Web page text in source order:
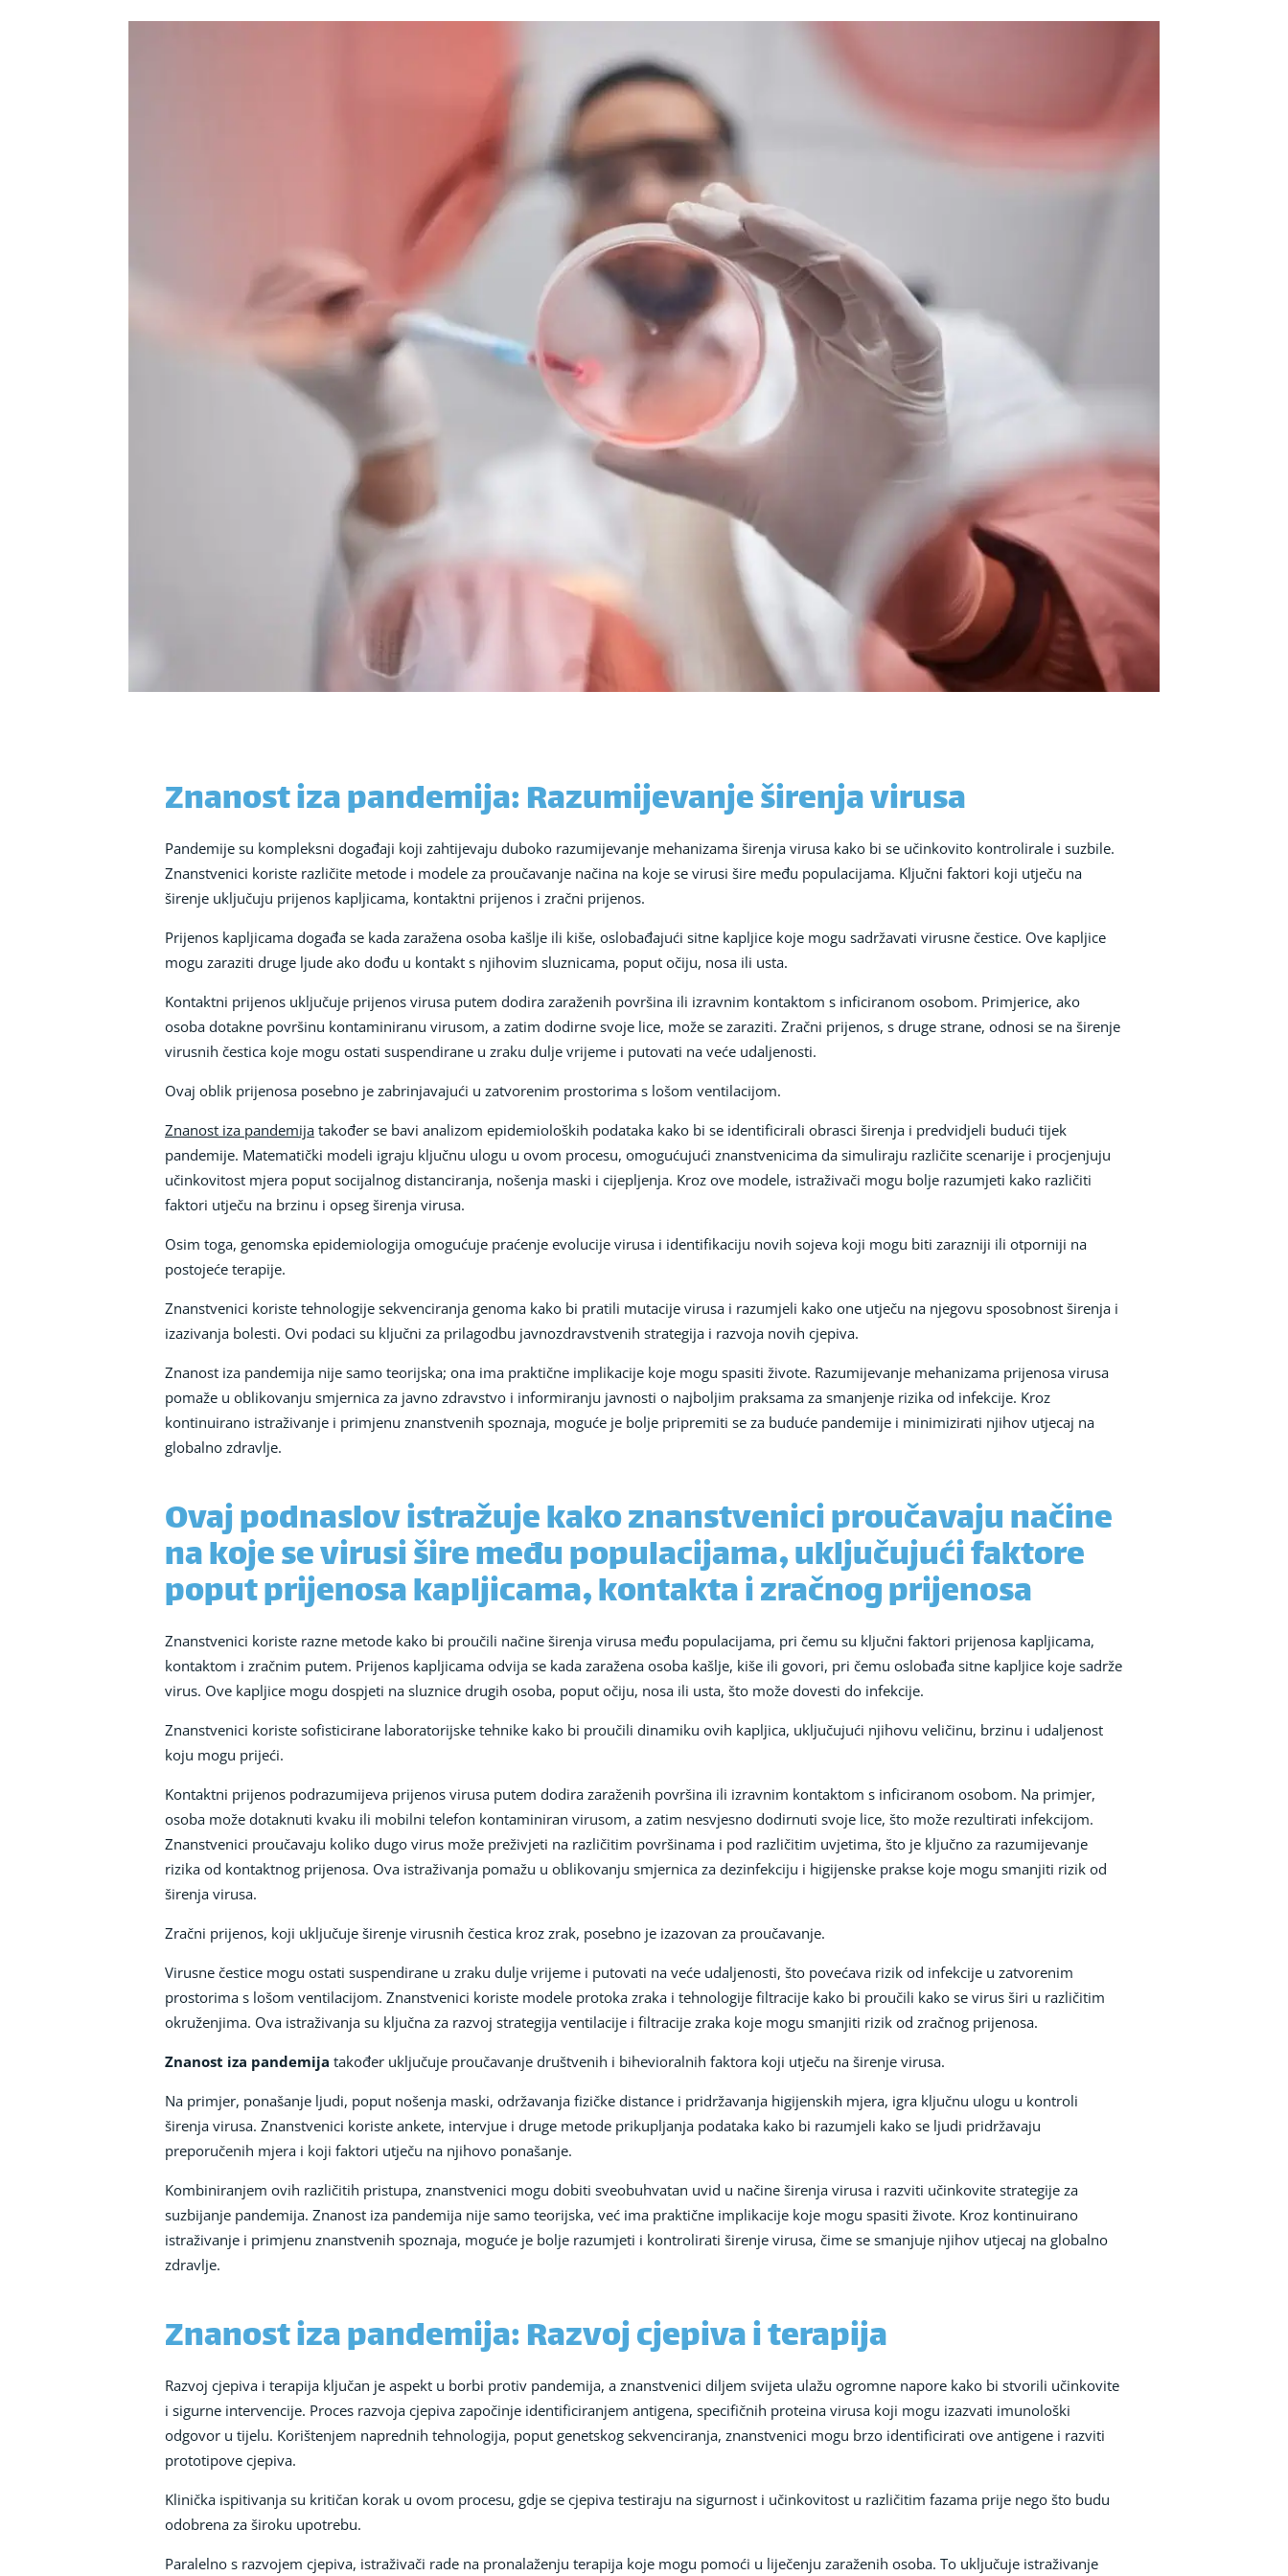
Znanost iza pandemija: Razumijevanje širenja virusa
Pandemije su kompleksni događaji koji zahtijevaju duboko razumijevanje mehanizama širenja virusa kako bi se učinkovito kontrolirale i suzbile.
Znanstvenici koriste različite metode i modele za proučavanje načina na koje se virusi šire među populacijama. Ključni faktori koji utječu na
širenje uključuju prijenos kapljicama, kontaktni prijenos i zračni prijenos.
Prijenos kapljicama događa se kada zaražena osoba kašlje ili kiše, oslobađajući sitne kapljice koje mogu sadržavati virusne čestice. Ove kapljice
mogu zaraziti druge ljude ako dođu u kontakt s njihovim sluznicama, poput očiju, nosa ili usta.
Kontaktni prijenos uključuje prijenos virusa putem dodira zaraženih površina ili izravnim kontaktom s inficiranom osobom. Primjerice, ako
osoba dotakne površinu kontaminiranu virusom, a zatim dodirne svoje lice, može se zaraziti. Zračni prijenos, s druge strane, odnosi se na širenje
virusnih čestica koje mogu ostati suspendirane u zraku dulje vrijeme i putovati na veće udaljenosti.
Ovaj oblik prijenosa posebno je zabrinjavajući u zatvorenim prostorima s lošom ventilacijom.
Znanost iza pandemija također se bavi analizom epidemioloških podataka kako bi se identificirali obrasci širenja i predvidjeli budući tijek
pandemije. Matematički modeli igraju ključnu ulogu u ovom procesu, omogućujući znanstvenicima da simuliraju različite scenarije i procjenjuju
učinkovitost mjera poput socijalnog distanciranja, nošenja maski i cijepljenja. Kroz ove modele, istraživači mogu bolje razumjeti kako različiti
faktori utječu na brzinu i opseg širenja virusa.
Osim toga, genomska epidemiologija omogućuje praćenje evolucije virusa i identifikaciju novih sojeva koji mogu biti zarazniji ili otporniji na
postojeće terapije.
Znanstvenici koriste tehnologije sekvenciranja genoma kako bi pratili mutacije virusa i razumjeli kako one utječu na njegovu sposobnost širenja i
izazivanja bolesti. Ovi podaci su ključni za prilagodbu javnozdravstvenih strategija i razvoja novih cjepiva.
Znanost iza pandemija nije samo teorijska; ona ima praktične implikacije koje mogu spasiti živote. Razumijevanje mehanizama prijenosa virusa
pomaže u oblikovanju smjernica za javno zdravstvo i informiranju javnosti o najboljim praksama za smanjenje rizika od infekcije. Kroz
kontinuirano istraživanje i primjenu znanstvenih spoznaja, moguće je bolje pripremiti se za buduće pandemije i minimizirati njihov utjecaj na
globalno zdravlje.
Ovaj podnaslov istražuje kako znanstvenici proučavaju načine
na koje se virusi šire među populacijama, uključujući faktore
poput prijenosa kapljicama, kontakta i zračnog prijenosa
Znanstvenici koriste razne metode kako bi proučili načine širenja virusa među populacijama, pri čemu su ključni faktori prijenosa kapljicama,
kontaktom i zračnim putem. Prijenos kapljicama odvija se kada zaražena osoba kašlje, kiše ili govori, pri čemu oslobađa sitne kapljice koje sadrže
virus. Ove kapljice mogu dospjeti na sluznice drugih osoba, poput očiju, nosa ili usta, što može dovesti do infekcije.
Znanstvenici koriste sofisticirane laboratorijske tehnike kako bi proučili dinamiku ovih kapljica, uključujući njihovu veličinu, brzinu i udaljenost
koju mogu prijeći.
Kontaktni prijenos podrazumijeva prijenos virusa putem dodira zaraženih površina ili izravnim kontaktom s inficiranom osobom. Na primjer,
osoba može dotaknuti kvaku ili mobilni telefon kontaminiran virusom, a zatim nesvjesno dodirnuti svoje lice, što može rezultirati infekcijom.
Znanstvenici proučavaju koliko dugo virus može preživjeti na različitim površinama i pod različitim uvjetima, što je ključno za razumijevanje
rizika od kontaktnog prijenosa. Ova istraživanja pomažu u oblikovanju smjernica za dezinfekciju i higijenske prakse koje mogu smanjiti rizik od
širenja virusa.
Zračni prijenos, koji uključuje širenje virusnih čestica kroz zrak, posebno je izazovan za proučavanje.
Virusne čestice mogu ostati suspendirane u zraku dulje vrijeme i putovati na veće udaljenosti, što povećava rizik od infekcije u zatvorenim
prostorima s lošom ventilacijom. Znanstvenici koriste modele protoka zraka i tehnologije filtracije kako bi proučili kako se virus širi u različitim
okruženjima. Ova istraživanja su ključna za razvoj strategija ventilacije i filtracije zraka koje mogu smanjiti rizik od zračnog prijenosa.
Znanost iza pandemija također uključuje proučavanje društvenih i bihevioralnih faktora koji utječu na širenje virusa.
Na primjer, ponašanje ljudi, poput nošenja maski, održavanja fizičke distance i pridržavanja higijenskih mjera, igra ključnu ulogu u kontroli
širenja virusa. Znanstvenici koriste ankete, intervjue i druge metode prikupljanja podataka kako bi razumjeli kako se ljudi pridržavaju
preporučenih mjera i koji faktori utječu na njihovo ponašanje.
Kombiniranjem ovih različitih pristupa, znanstvenici mogu dobiti sveobuhvatan uvid u načine širenja virusa i razviti učinkovite strategije za
suzbijanje pandemija. Znanost iza pandemija nije samo teorijska, već ima praktične implikacije koje mogu spasiti živote. Kroz kontinuirano
istraživanje i primjenu znanstvenih spoznaja, moguće je bolje razumjeti i kontrolirati širenje virusa, čime se smanjuje njihov utjecaj na globalno
zdravlje.
Znanost iza pandemija: Razvoj cjepiva i terapija
Razvoj cjepiva i terapija ključan je aspekt u borbi protiv pandemija, a znanstvenici diljem svijeta ulažu ogromne napore kako bi stvorili učinkovite
i sigurne intervencije. Proces razvoja cjepiva započinje identificiranjem antigena, specifičnih proteina virusa koji mogu izazvati imunološki
odgovor u tijelu. Korištenjem naprednih tehnologija, poput genetskog sekvenciranja, znanstvenici mogu brzo identificirati ove antigene i razviti
prototipove cjepiva.
Klinička ispitivanja su kritičan korak u ovom procesu, gdje se cjepiva testiraju na sigurnost i učinkovitost u različitim fazama prije nego što budu
odobrena za široku upotrebu.
Paralelno s razvojem cjepiva, istraživači rade na pronalaženju terapija koje mogu pomoći u liječenju zaraženih osoba. To uključuje istraživanje